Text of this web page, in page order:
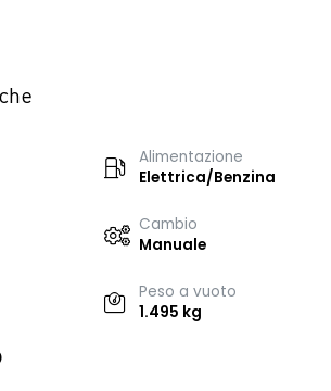
Alimentazione
Elettrica/Benzina
Cambio
Manuale
Peso a vuoto
1.495 kg